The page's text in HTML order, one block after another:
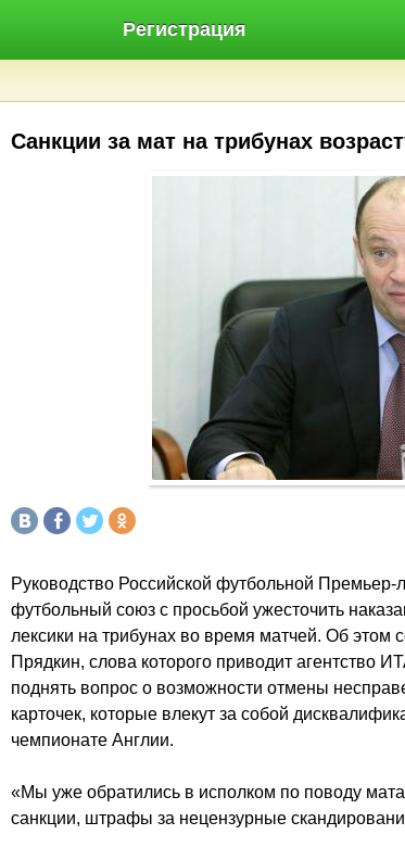
Регистрация
Санкции за мат на трибунах
Руководство Российской футбольной Премьер-
футбольный союз с просьбой ужесточить
лексики на трибунах во время матчей. Об
Прядкин, слова которого приводит
поднять вопрос о возможности отмены
карточек, которые влекут за собой
чемпионате Англии.
«Мы уже обратились в исполком по поводу
санкции, штрафы за нецензурные